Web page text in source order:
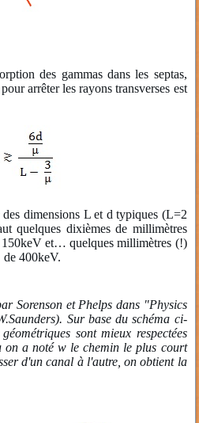
des gammas dans les septas,
arrêter les rayons transverses est
dimensions L et d typiques (L=2
quelques dixièmes de millimètres
150keV et… quelques millimètres (!)
400keV.
Sorenson et Phelps dans "Physics
Sur base du schéma ci-
sont mieux respectées
on a noté w le chemin le plus court
d'un canal à l'autre, on obtient la